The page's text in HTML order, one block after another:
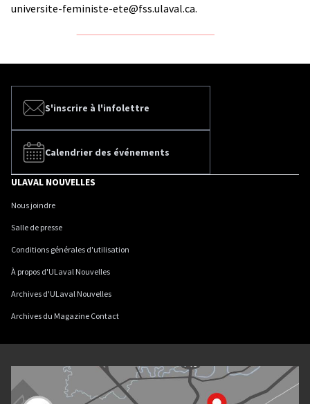
universite-feministe-ete@fss.ulaval.ca.
S'inscrire à l'infolettre
Calendrier des événements
ULAVAL NOUVELLES
Nous joindre
Salle de presse
Conditions générales d'utilisation
À propos d'ULaval Nouvelles
Archives d'ULaval Nouvelles
Archives du Magazine Contact